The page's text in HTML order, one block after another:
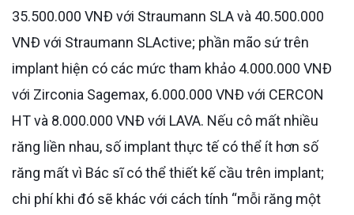
35.500.000 VNĐ với Straumann SLA và 40.500.000
VNĐ với Straumann SLActive; phần mão sứ trên
implant hiện có các mức tham khảo 4.000.000 VNĐ
với Zirconia Sagemax, 6.000.000 VNĐ với CERCON
HT và 8.000.000 VNĐ với LAVA. Nếu cô mất nhiều
răng liền nhau, số implant thực tế có thể ít hơn số
răng mất vì Bác sĩ có thể thiết kế cầu trên implant;
chi phí khi đó sẽ khác với cách tính “mỗi răng một